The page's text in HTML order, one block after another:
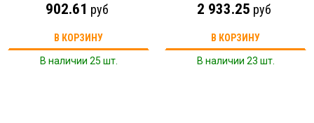
902.61 руб
В КОРЗИНУ
В наличии 25 шт.
2 933.25 руб
В КОРЗИНУ
В наличии 23 шт.